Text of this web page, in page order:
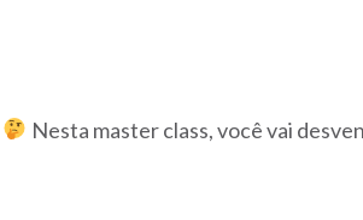
Nesta master class, você vai